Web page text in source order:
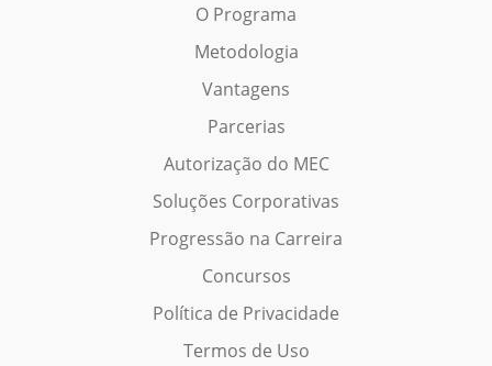
O Programa
Metodologia
Vantagens
Parcerias
Autorização do MEC
Soluções Corporativas
Progressão na Carreira
Concursos
Política de Privacidade
Termos de Uso